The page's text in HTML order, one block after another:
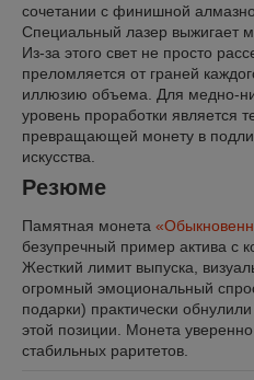
сочетании с финишной
Специальный лазер выжигает
Из-за этого свет не просто
преломляется от граней
иллюзию объема. Для медно-
уровень проработки является
превращающей монету в
искусства.
Резюме
Памятная монета
безупречный пример актива с
Жесткий лимит выпуска,
огромный эмоциональный
подарки) практически
этой позиции. Монета
стабильных раритетов.